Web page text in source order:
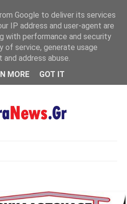
MENU
Google to deliver its services
IP address and user-agent are
with performance and security
of service, generate usage
address abuse.
MORE
GOT IT